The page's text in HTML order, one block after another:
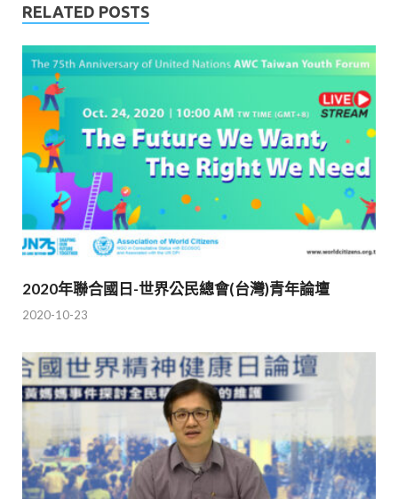
RELATED POSTS
2020年聯合國日-世界公民總會(台灣)青年論壇
2020-10-23